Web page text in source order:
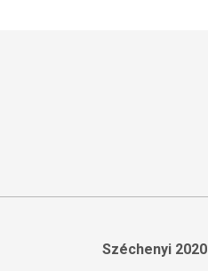
Széchenyi 2020